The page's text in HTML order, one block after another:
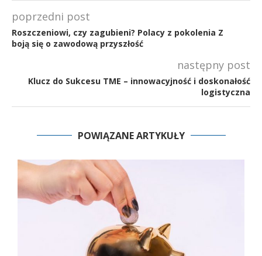
poprzedni post
Roszczeniowi, czy zagubieni? Polacy z pokolenia Z
boją się o zawodową przyszłość
następny post
Klucz do Sukcesu TME – innowacyjność i doskonałość
logistyczna
POWIĄZANE ARTYKUŁY